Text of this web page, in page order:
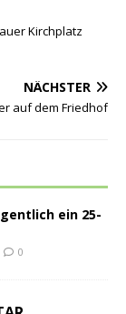
Kirchplatz
NÄCHSTER
auf dem Friedhof
ein 25-
0